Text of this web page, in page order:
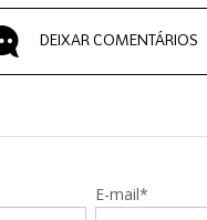
DEIXAR COMENTÁRIOS
E-mail*